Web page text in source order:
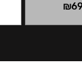
₪